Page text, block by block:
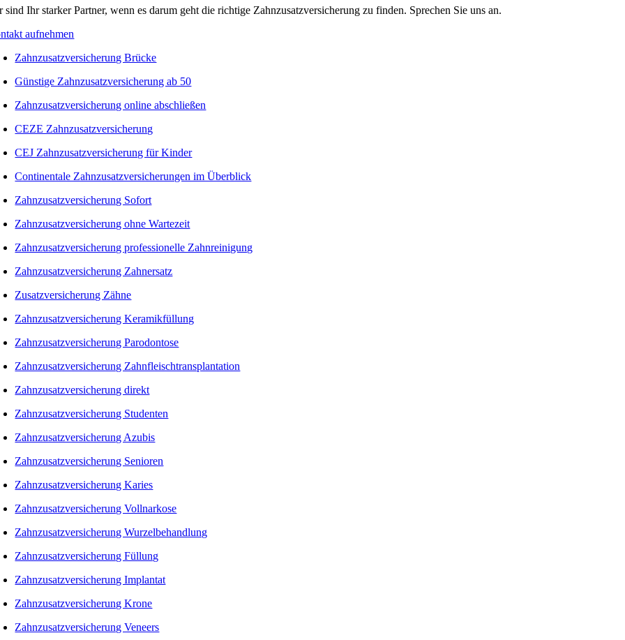
sind Ihr starker Partner, wenn es darum geht die richtige Zahnzusatzversicherung zu finden. Sprechen Sie uns an.
aufnehmen
Zahnzusatzversicherung Brücke
Günstige Zahnzusatzversicherung ab 50
Zahnzusatzversicherung online abschließen
CEZE Zahnzusatzversicherung
CEJ Zahnzusatzversicherung für Kinder
Continentale Zahnzusatzversicherungen im Überblick
Zahnzusatzversicherung Sofort
Zahnzusatzversicherung ohne Wartezeit
Zahnzusatzversicherung professionelle Zahnreinigung
Zahnzusatzversicherung Zahnersatz
Zusatzversicherung Zähne
Zahnzusatzversicherung Keramikfüllung
Zahnzusatzversicherung Parodontose
Zahnzusatzversicherung Zahnfleischtransplantation
Zahnzusatzversicherung direkt
Zahnzusatzversicherung Studenten
Zahnzusatzversicherung Azubis
Zahnzusatzversicherung Senioren
Zahnzusatzversicherung Karies
Zahnzusatzversicherung Vollnarkose
Zahnzusatzversicherung Wurzelbehandlung
Zahnzusatzversicherung Füllung
Zahnzusatzversicherung Implantat
Zahnzusatzversicherung Krone
Zahnzusatzversicherung Veneers